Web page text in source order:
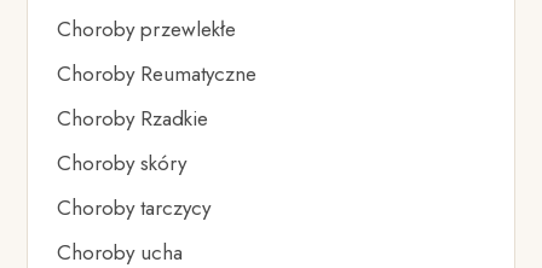
Choroby przewlekłe
Choroby Reumatyczne
Choroby Rzadkie
Choroby skóry
Choroby tarczycy
Choroby ucha